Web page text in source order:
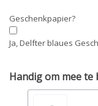
Geschenkpapier?
Ja, Delfter blaues
Handig om mee te